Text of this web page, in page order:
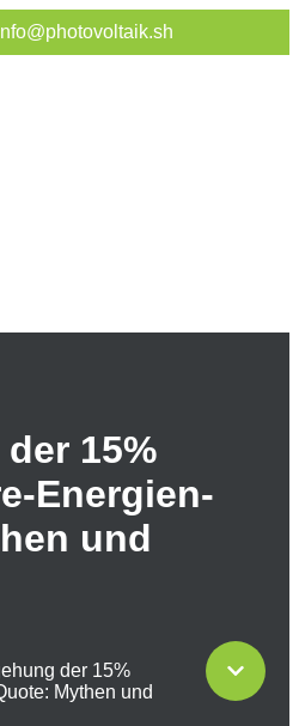
15%
Energien-
und
der 15%
Mythen und